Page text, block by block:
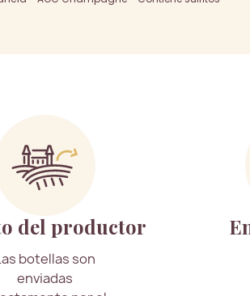
del productor
botellas son
enviadas